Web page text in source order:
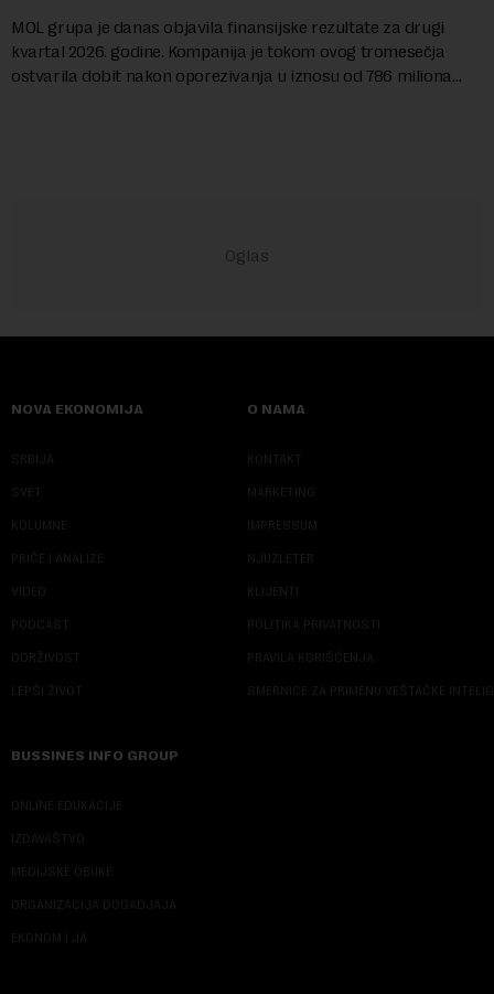
MOL grupa je danas objavila finansijske rezultate za drugi
kvartal 2026. godine. Kompanija je tokom ovog tromesečja
ostvarila dobit nakon oporezivanja u iznosu od 786 miliona
NOVA EKONOMIJA
SRBIJA
SVET
KOLUMNE
PRIČE I ANALIZE
VIDEO
PODCAST
ODRŽIVOST
LEPŠI ŽIVOT
O NAMA
KONTAKT
MARKETING
IMPRESSUM
NJUZLETER
KLIJENTI
POLITIKA PRIVATNOSTI
PRAVILA KORIŠĆENJA
SMERNICE ZA PRIMENU VEŠTAČKE
BUSSINES INFO GROUP
ONLINE EDUKACIJE
IZDAVAŠTVO
MEDIJSKE OBUKE
ORGANIZACIJA DOGADJAJA
EKONOM I JA